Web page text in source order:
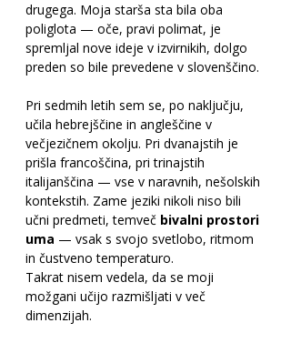
drugega. Moja starša sta bila oba
poliglota — oče, pravi polimat, je
spremljal nove ideje v izvirnikih, dolgo
preden so bile prevedene v slovenščino.
Pri sedmih letih sem se, po naključju,
učila hebrejščine in angleščine v
večjezičnem okolju. Pri dvanajstih je
prišla francoščina, pri trinajstih
italijanščina — vse v naravnih, nešolskih
kontekstih. Zame jeziki nikoli niso bili
učni predmeti, temveč bivalni prostori
uma — vsak s svojo svetlobo, ritmom
in čustveno temperaturo.
Takrat nisem vedela, da se moji
možgani učijo razmišljati v več
dimenzijah.